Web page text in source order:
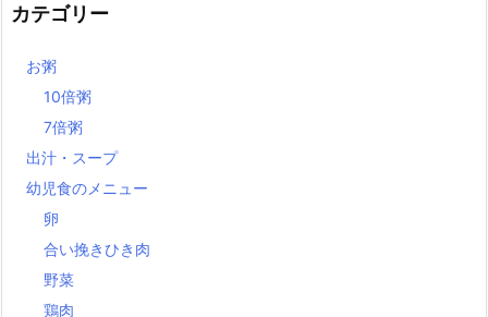
カテゴリー
お粥
10倍粥
7倍粥
出汁・スープ
幼児食のメニュー
卵
合い挽きひき肉
野菜
鶏肉